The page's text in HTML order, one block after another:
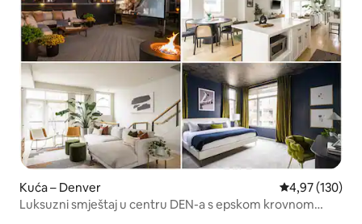
Kuća – Denver Prosječna
4,97 (130)
Luksuzni smještaj u centru DEN-a s epskom krovnom